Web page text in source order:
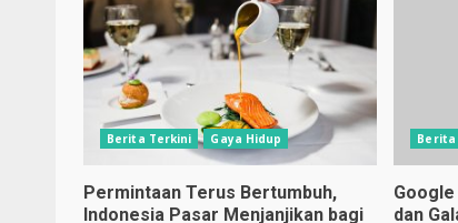
Berita Terkini Gaya Hidup
Permintaan Terus Bertumbuh,
Indonesia Pasar Menjanjikan bagi
Google
dan